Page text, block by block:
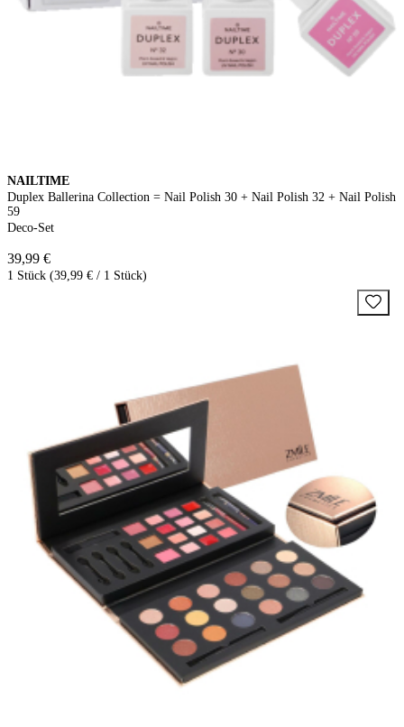
NAILTIME
Duplex Ballerina Collection = Nail Polish 30 + Nail Polish 32 + Nail Polish
59
Deco-Set
39,99 €
1 Stück (39,99 € / 1 Stück)